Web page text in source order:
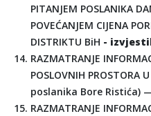
PITANJEM POSLANIKA
POVEĆANJEM CIJENA
DISTRIKTU BiH -
RAZMATRANJE
POSLOVNIH PROSTORA
poslanika Bore Ristića)
RAZMATRANJE